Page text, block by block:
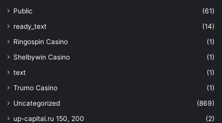
Public
(61)
ready_text
(14)
Ringospin Casino
(1)
Shelbywin Casino
(1)
text
(1)
Trumo Casino
(1)
Uncategorized
(869)
up-capital.ru 150, 200
(2)